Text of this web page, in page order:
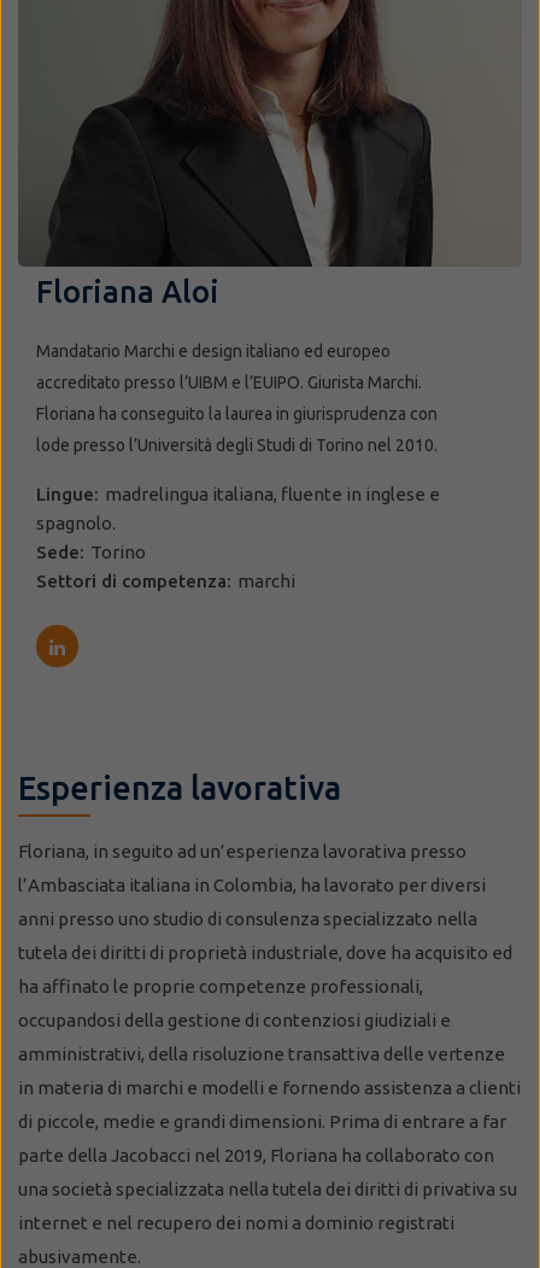
Floriana Aloi
Mandatario Marchi e design italiano ed europeo
accreditato presso l’UIBM e l’EUIPO. Giurista Marchi.
Floriana ha conseguito la laurea in giurisprudenza con
lode presso l’Università degli Studi di Torino nel 2010.
Lingue: madrelingua italiana, fluente in inglese e
spagnolo.
Sede: Torino
Settori di competenza: marchi
Esperienza lavorativa
Floriana, in seguito ad un’esperienza lavorativa presso
l’Ambasciata italiana in Colombia, ha lavorato per diversi
anni presso uno studio di consulenza specializzato nella
tutela dei diritti di proprietà industriale, dove ha acquisito ed
ha affinato le proprie competenze professionali,
occupandosi della gestione di contenziosi giudiziali e
amministrativi, della risoluzione transattiva delle vertenze
in materia di marchi e modelli e fornendo assistenza a clienti
di piccole, medie e grandi dimensioni. Prima di entrare a far
parte della Jacobacci nel 2019, Floriana ha collaborato con
una società specializzata nella tutela dei diritti di privativa su
internet e nel recupero dei nomi a dominio registrati
abusivamente.